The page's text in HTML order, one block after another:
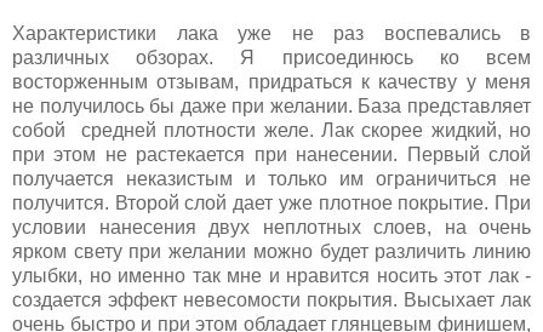
Характеристики лака уже не раз воспевались в
различных обзорах. Я присоединюсь ко всем
восторженным отзывам, придраться к качеству у меня
не получилось бы даже при желании. База представляет
собой средней плотности желе. Лак скорее жидкий, но
при этом не растекается при нанесении. Первый слой
получается неказистым и только им ограничиться не
получится. Второй слой дает уже плотное покрытие. При
условии нанесения двух неплотных слоев, на очень
ярком свету при желании можно будет различить линию
улыбки, но именно так мне и нравится носить этот лак -
создается эффект невесомости покрытия. Высыхает лак
очень быстро и при этом обладает глянцевым финишем,